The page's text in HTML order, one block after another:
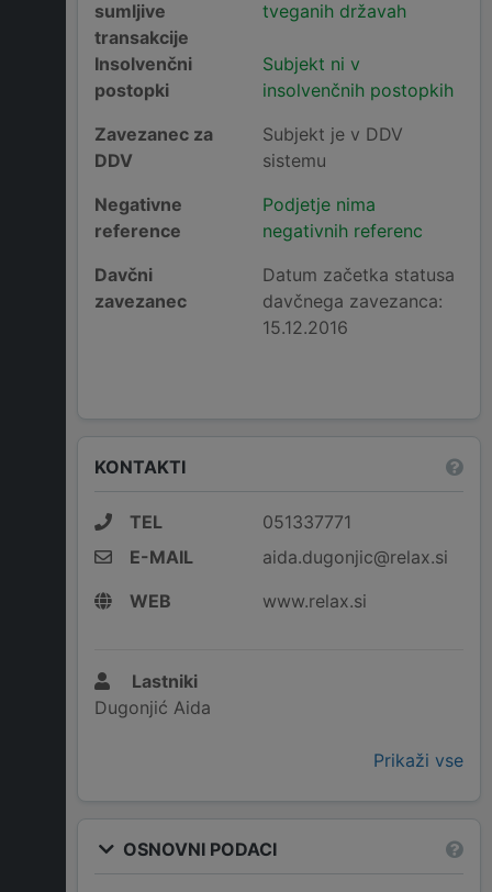
sumljive
transakcije
tveganih državah
Insolvenčni
postopki
Subjekt ni v
insolvenčnih postopkih
Zavezanec za
DDV
Subjekt je v DDV
sistemu
Negativne
reference
Podjetje nima
negativnih referenc
Davčni
zavezanec
Datum začetka statusa
davčnega zavezanca:
15.12.2016
KONTAKTI
TEL
051337771
E-MAIL
aida.dugonjic@relax.si
WEB
www.relax.si
Lastniki
Dugonjić Aida
Prikaži vse
OSNOVNI PODACI